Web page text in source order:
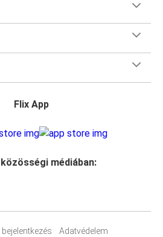
Flix App
médiában:
Adatvédelem